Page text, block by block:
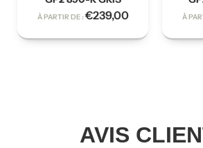
À PARTIR DE : €239,00 À
AVIS